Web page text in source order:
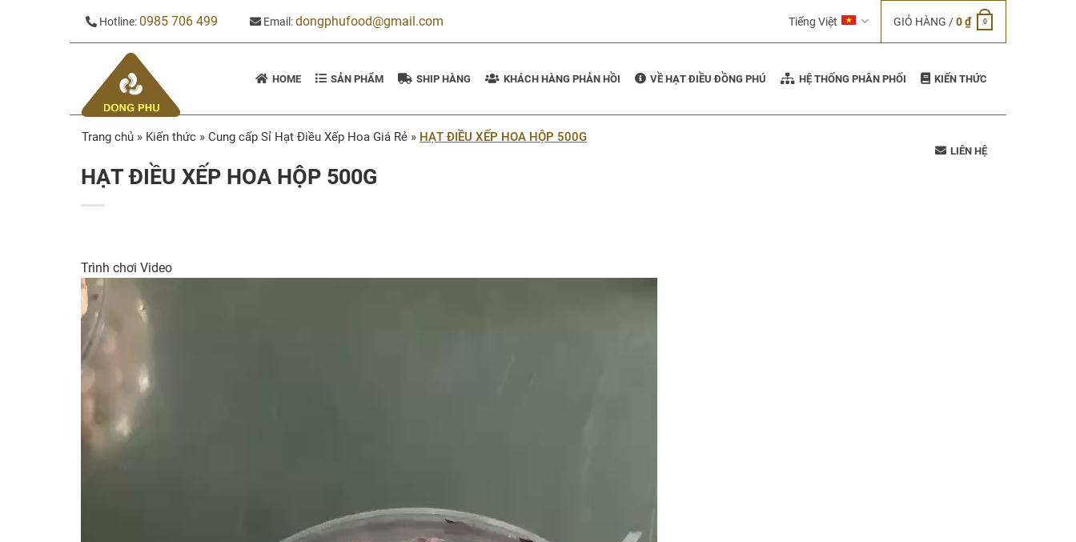
Hotline: 0985 706 499 Email:dongphufood@gmail.com Tiếng Việt GIỎ HÀNG /0₫ 0
HOME SẢN PHẨM SHIP HÀNG KHÁCH HÀNG PHẢN HỒI VỀ HẠT ĐIỀU ĐỒNG PHÚ HỆ THỐNG PHÂN PHỐI KIẾN THỨC
LIÊN HỆ
Trang chủ » Kiến thức » Cung cấp Sỉ Hạt Điều Xếp Hoa Giá Rẻ » HẠT ĐIỀU XẾP HOA HỘP 500G
HẠT ĐIỀU XẾP HOA HỘP 500G
Trình chơi Video